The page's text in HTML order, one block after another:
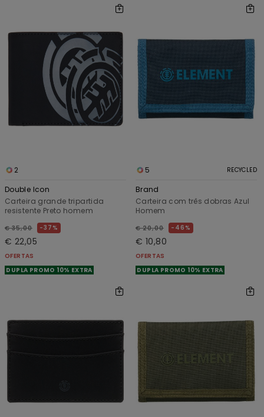
2
Double Icon
Carteira grande tripartida
resistente Preto homem
€ 35,00 37%
€ 22,05
OFERTAS
DUPLA PROMO 10% EXTRA
5 RECYCLED
Brand
Carteira com três dobras Azul
Homem
€ 20,00 46%
€ 10,80
OFERTAS
DUPLA PROMO 10% EXTRA